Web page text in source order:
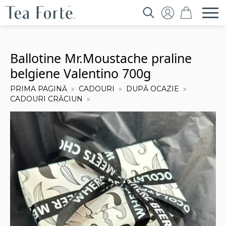
Ballotine Mr.Moustache praline
belgiene Valentino 700g
PRIMA PAGINĂ CADOURI
DUPĂ OCAZIE
CADOURI CRĂCIUN